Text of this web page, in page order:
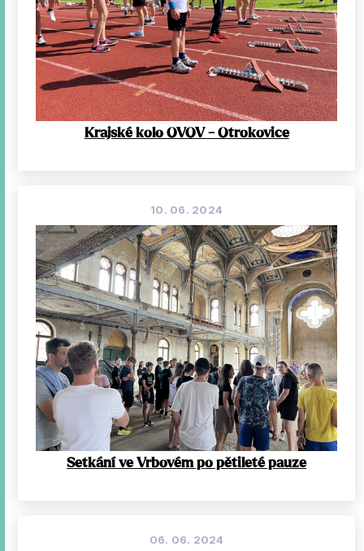
Krajské kolo OVOV - Otrokovice
10. 06. 2024
Setkání ve Vrbovém po pětileté pauze
06. 06. 2024